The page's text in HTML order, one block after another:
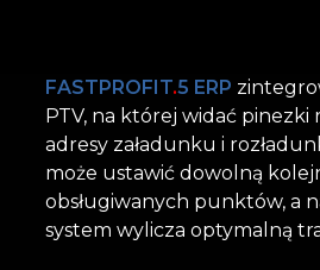
FASTPROFIT.5 ERP
PTV, na której widać
adresy załadunku i
może ustawić dowolną
obsługiwanych punktów, a
system wylicza optymalną